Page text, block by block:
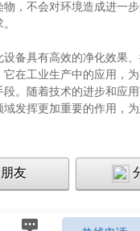
物，不会对环境造成进一
具有高效的净化效果、
在工业生产中的应用，
段。随着技术的进步和应
域发挥更加重要的作用，
友